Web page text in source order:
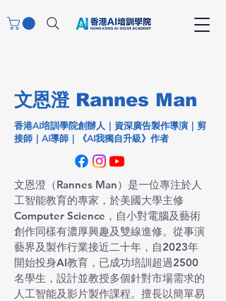
文恩澄Rannes Man
香港AI培訓學院創辦人｜資深廣告製作導演｜剪
接師｜AI導師｜《AI我獨自升級》作者
文恩澄（Rannes Man）是一位專注於人
工智能教育的專家，於美國大學主修
Computer Science，自小對電腦及藝術
創作同樣有濃厚興趣及雙線進修。從事演
藝界及製作行業接近二十年，自2023年
開始投身AI教育，已成功培訓超過2500
名學生，設計並教授多個針對市場需求的
人工智能及影片製作課程。擅長以簡單易